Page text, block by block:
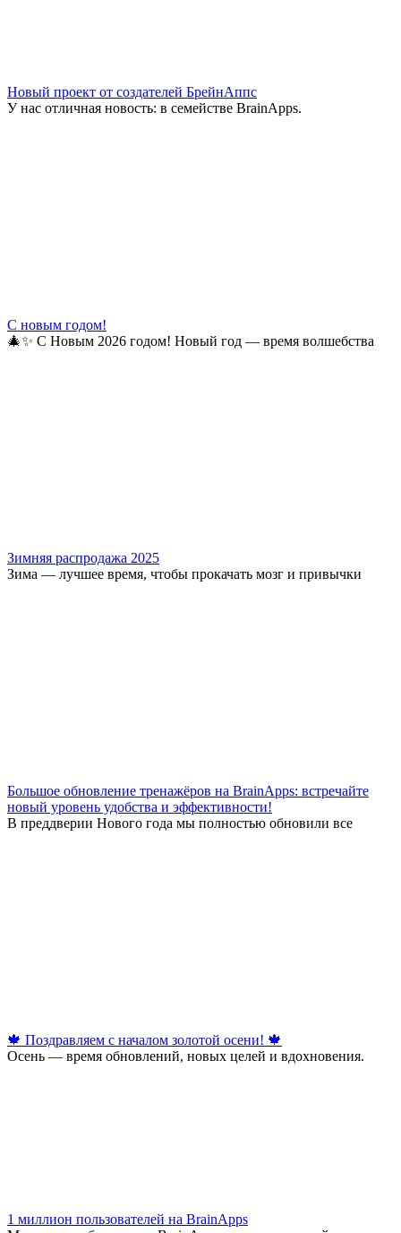
Новый проект от создателей БрейнАппс
У нас отличная новость: в семействе BrainApps.
С новым годом!
🎄✨ С Новым 2026 годом! Новый год — время волшебства
Зимняя распродажа 2025
Зима — лучшее время, чтобы прокачать мозг и привычки
Большое обновление тренажёров на BrainApps: встречайте
новый уровень удобства и эффективности!
В преддверии Нового года мы полностью обновили все
🍁 Поздравляем с началом золотой осени! 🍁
Осень — время обновлений, новых целей и вдохновения.
1 миллион пользователей на BrainApps